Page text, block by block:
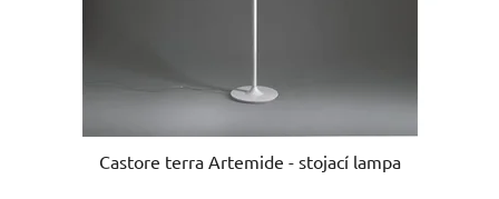
Castore terra Artemide - stojací lampa